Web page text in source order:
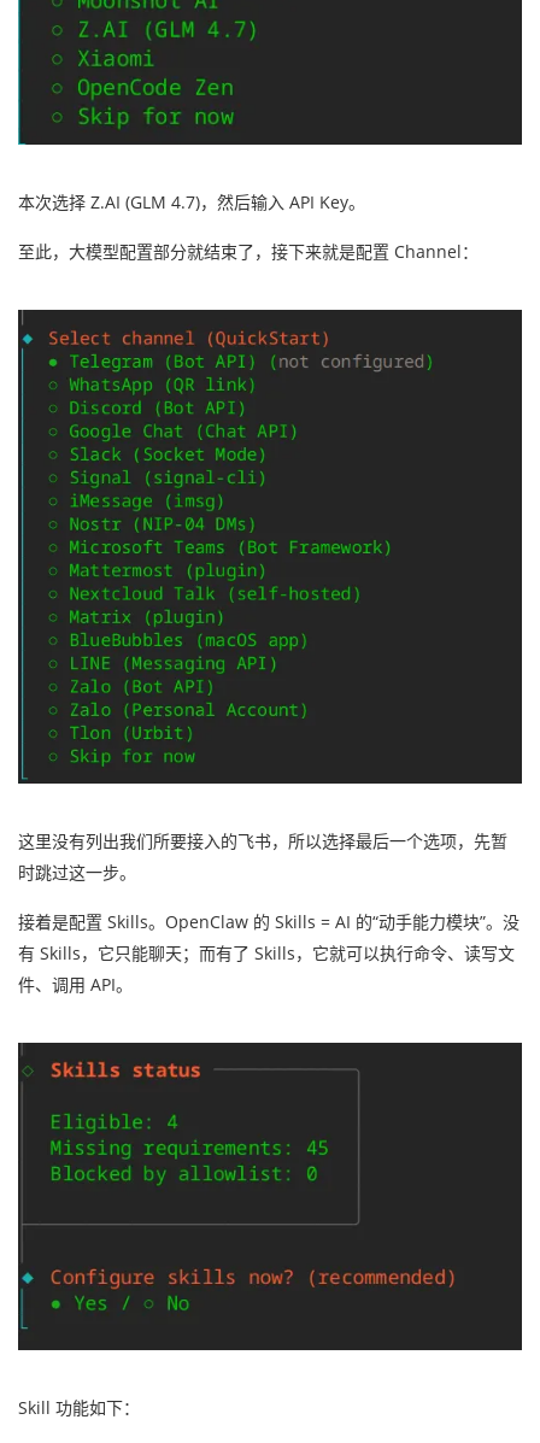
本次选择 Z.AI (GLM 4.7)，然后输入 API Key。
至此，大模型配置部分就结束了，接下来就是配置 Channel：
这里没有列出我们所要接入的飞书，所以选择最后一个选项，先暂
时跳过这一步。
接着是配置 Skills。OpenClaw 的 Skills = AI 的“动手能力模块”。没
有 Skills，它只能聊天；而有了 Skills，它就可以执行命令、读写文
件、调用 API。
Skill 功能如下：